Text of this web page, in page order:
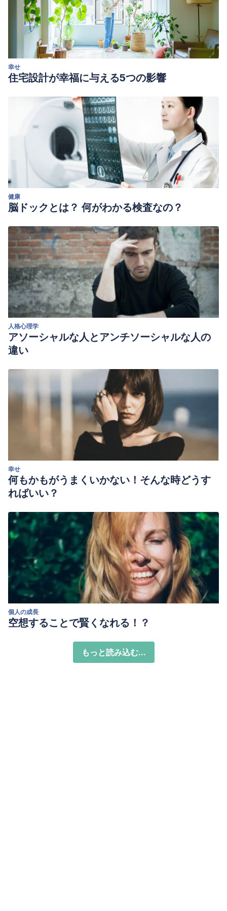
幸せ
住宅設計が幸福に与える5つの影響
健康
脳ドックとは？ 何がわかる検査なの？
人格心理学
アソーシャルな人とアンチソーシャルな人の
違い
幸せ
何もかもがうまくいかない！そんな時どうす
ればいい？
個人の成長
空想することで賢くなれる！？
もっと読み込む...